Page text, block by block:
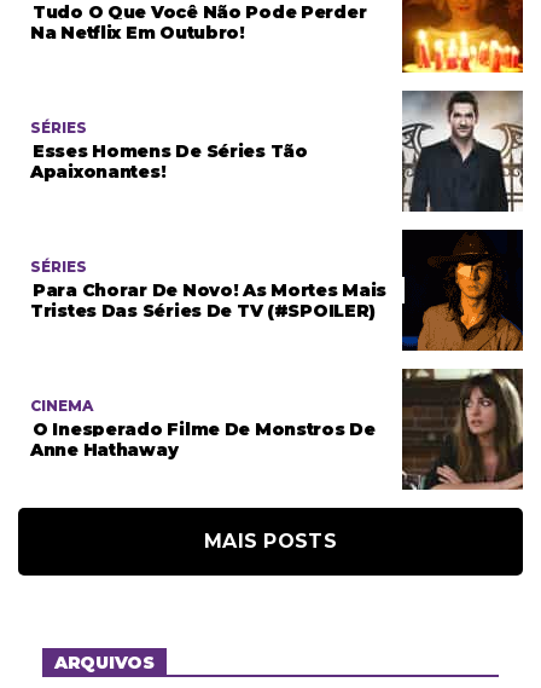
Tudo O Que Você Não Pode Perder
Na Netflix Em Outubro!
SÉRIES
Esses Homens De Séries Tão
Apaixonantes!
SÉRIES
Para Chorar De Novo! As Mortes Mais
Tristes Das Séries De TV (#SPOILER)
CINEMA
O Inesperado Filme De Monstros De
Anne Hathaway
MAIS POSTS
ARQUIVOS